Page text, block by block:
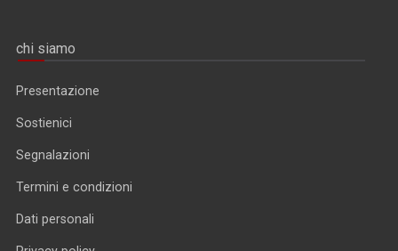
chi siamo
Presentazione
Sostienici
Segnalazioni
Termini e condizioni
Dati personali